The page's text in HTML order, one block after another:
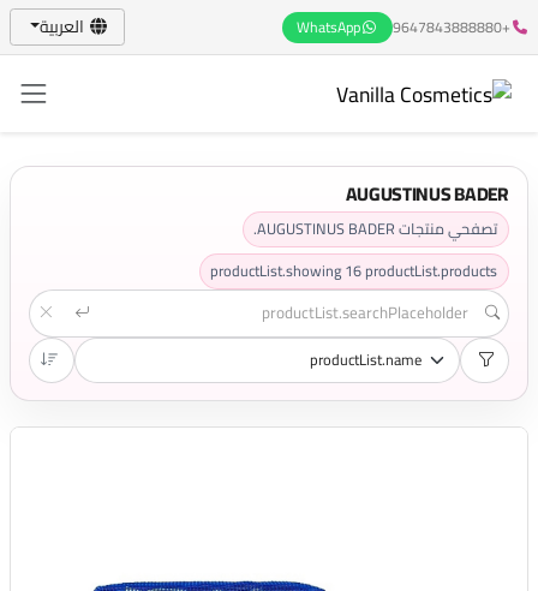
+9647843888880
WhatsApp العربية
AUGUSTINUS BADER
تصفحي منتجات AUGUSTINUS BADER.
productList.showing16productList.products